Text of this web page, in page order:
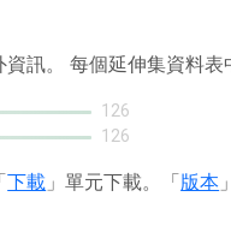
訊。 每個延伸集資料表
126
126
下載 」單元下載。「版本